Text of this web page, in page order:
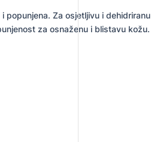
popunjena. Za osjetljivu i dehidriranu
za osnaženu i blistavu kožu.